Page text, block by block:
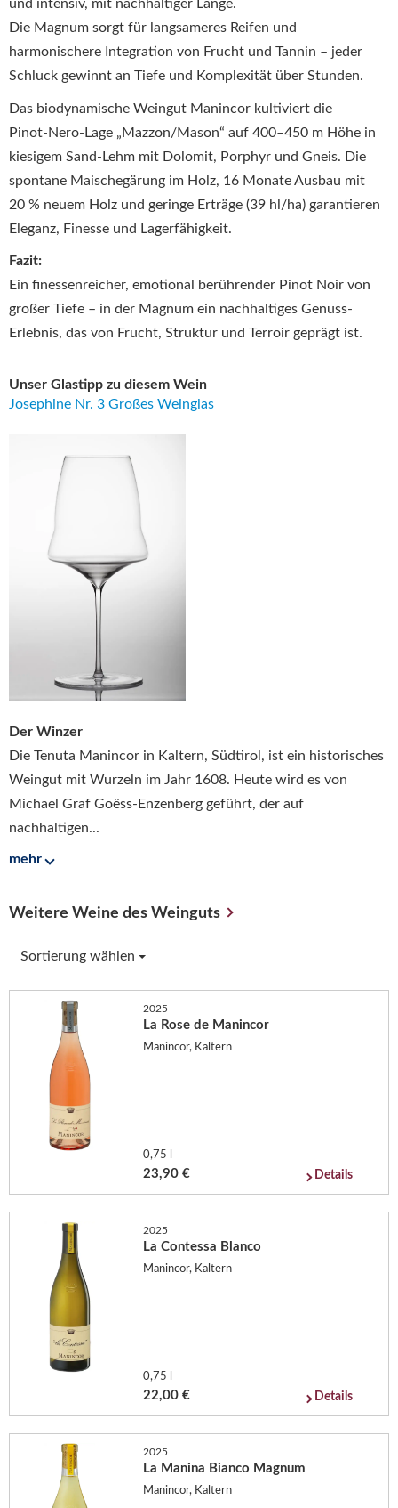
und intensiv, mit nachhaltiger Länge.
Die Magnum sorgt für langsameres Reifen und
harmonischere Integration von Frucht und Tannin – jeder
Schluck gewinnt an Tiefe und Komplexität über Stunden.
Das biodynamische Weingut Manincor kultiviert die
Pinot‑Nero-Lage „Mazzon/Mason“ auf 400–450 m Höhe in
kiesigem Sand-Lehm mit Dolomit, Porphyr und Gneis. Die
spontane Maischegärung im Holz, 16 Monate Ausbau mit
20 % neuem Holz und geringe Erträge (39 hl/ha) garantieren
Eleganz, Finesse und Lagerfähigkeit.
Fazit:
Ein finessenreicher, emotional berührender Pinot Noir von
großer Tiefe – in der Magnum ein nachhaltiges Genuss-
Erlebnis, das von Frucht, Struktur und Terroir geprägt ist.
Unser Glastipp zu diesem Wein
Josephine Nr. 3 Großes Weinglas
Der Winzer
Die Tenuta Manincor in Kaltern, Südtirol, ist ein historisches
Weingut mit Wurzeln im Jahr 1608. Heute wird es von
Michael Graf Goëss-Enzenberg geführt, der auf
nachhaltigen...
mehr
Weitere Weine des Weinguts
Sortierung wählen
2025
La Rose de Manincor
Manincor, Kaltern
0,75 l
23,90 € Details
2025
La Contessa Blanco
Manincor, Kaltern
0,75 l
22,00 € Details
2025
La Manina Bianco Magnum
Manincor, Kaltern